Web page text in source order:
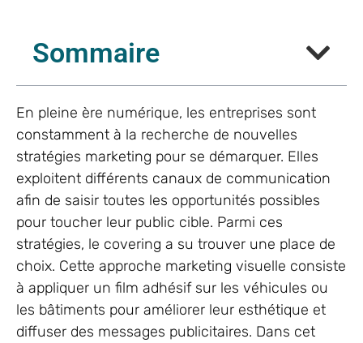
Sommaire
En pleine ère numérique, les entreprises sont
constamment à la recherche de nouvelles
stratégies marketing pour se démarquer. Elles
exploitent différents canaux de communication
afin de saisir toutes les opportunités possibles
pour toucher leur public cible. Parmi ces
stratégies, le covering a su trouver une place de
choix. Cette approche marketing visuelle consiste
à appliquer un film adhésif sur les véhicules ou
les bâtiments pour améliorer leur esthétique et
diffuser des messages publicitaires. Dans cet